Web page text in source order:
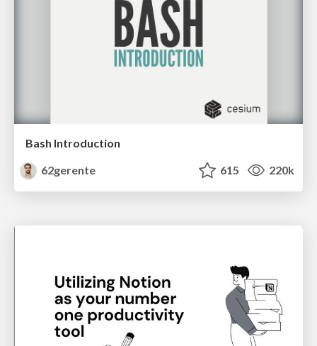
Bash Introduction
62gerente
615 220k